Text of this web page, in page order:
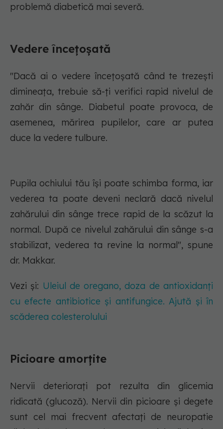
problemă diabetică mai severă.
Vedere încețoșată
"Dacă ai o vedere încețoșată când te trezești
dimineața, trebuie să-ți verifici rapid nivelul de
zahăr din sânge. Diabetul poate provoca, de
asemenea, mărirea pupilelor, care ar putea
duce la vedere tulbure.
Pupila ochiului tău îşi poate schimba forma, iar
vederea ta poate deveni neclară dacă nivelul
zahărului din sânge trece rapid de la scăzut la
normal. După ce nivelul zahărului din sânge s-a
stabilizat, vederea ta revine la normal", spune
dr. Makkar.
Vezi și: Uleiul de oregano, doza de antioxidanți
cu efecte antibiotice și antifungice. Ajută și în
scăderea colesterolului
Picioare amorțite
Nervii deteriorați pot rezulta din glicemia
ridicată (glucoză). Nervii din picioare și degete
sunt cel mai frecvent afectați de neuropatie